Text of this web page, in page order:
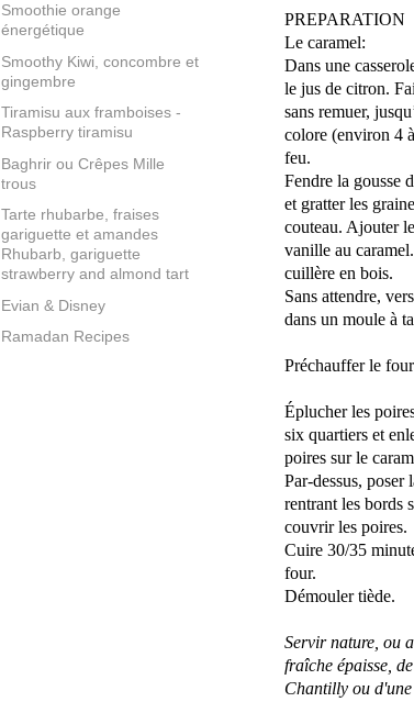
PREPARATION
Le caramel:
Dans une
le jus de citron.
sans remuer,
colore (environ 4 à
feu.
Fendre la gousse
et gratterles
couteau. Ajouter
vanille au
cuillère en bois.
Sans attendre,
dans un moule à
Préchauffer le
Éplucher les
six quartiers et
poires sur le
Par-dessus, poser
rentrant les bords
couvrir les poires.
Cuire 30/35
four.
Démouler tiède.
Servir nature, ou
fraîche épaisse, de
Chantilly ou
Smoothie orange
énergétique
Smoothy Kiwi, concombre et
gingembre
Tiramisu aux framboises -
Raspberry tiramisu
Baghrir ou Crêpes Mille
trous
Tarte rhubarbe, fraises
gariguette et amandes
Rhubarb, gariguette
strawberry and almond tart
Evian & Disney
Ramadan Recipes